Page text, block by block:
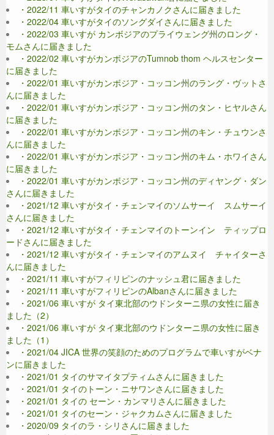
・2022/11 車いすがタイのチャンカノクさんに届きました
・2022/04 車いすがタイのソングダイさんに届きました
・2022/03 車いすが カンボジアのプライウェング州のロング・
モムさんに届きました
・2022/02 車いすがカンボジアのTumnob thom ヘルスセンター
に届きました
・2022/01 車いすがカンボジア・コッコン州のラング・ヴットさ
んに届きました
・2022/01 車いすがカンボジア・コッコン州のタン・ヒヤルさん
に届きました
・2022/01 車いすがカンボジア・コッコン州のキン・チュウンさ
んに届きました
・2022/01 車いすがカンボジア・コッコン州のキム・ホワイさん
に届きました
・2022/01 車いすがカンボジア・コッコン州のディヤング・ダン
さんに届きました
・2021/12 車いすがタイ・チェンマイのソムサーイ スムサーイ
さんに届きました
・2021/12 車いすがタイ・チェンマイのトーンイン ティップロ
ードさんに届きました
・2021/12 車いすがタイ・チェンマイのアムヌイ チャイターさ
んに届きました
・2021/11 車いすがフィリピンのナッシュ君に届きました
・2021/11 車いすがフィリピンのAlbanさんに届きました
・2021/06 車いすが タイ東北部のウドンターニ県の女性に届き
ました（2）
・2021/06 車いすが タイ東北部のウドンターニ県の女性に届き
ました（1）
・2021/04 JICA 世界の笑顔のためのプログラムで車いすがベナ
ンに届きました
・2021/01 タイのサマイタプティムさんに届きました
・2021/01 タイのトーン・ニサワンさんに届きました
・2021/01 タイの セーン・カンマリさんに届きました
・2021/01 タイのセーン・ジャクカムさんに届きました
・2020/09 タイのラ・シリさんに届きました